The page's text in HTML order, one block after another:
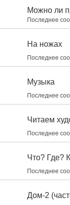
Можно ли
Последнее
На ножах
Последнее
Музыка
Последнее
Читаем
Последнее
Что? Где?
Последнее
Дом-2